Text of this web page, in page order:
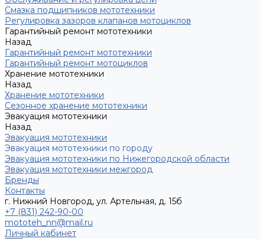
Смазка подшипников мототехники
Регулировка зазоров клапанов мотоциклов
Гарантийный ремонт мототехники
Назад
Гарантийный ремонт мототехники
Гарантийный ремонт мотоциклов
Хранение мототехники
Назад
Хранение мототехники
Сезонное хранение мототехники
Эвакуация мототехники
Назад
Эвакуация мототехники
Эвакуация мототехники по городу
Эвакуация мототехники по Нижегородской области
Эвакуация мототехники межгород
Бренды
Контакты
г. Нижний Новгород, ул. Артельная, д. 15б
+7 (831) 242-90-00
mototeh_nn@mail.ru
Личный кабинет